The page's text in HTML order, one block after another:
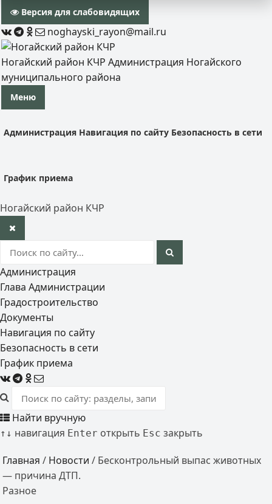
Версия для слабовидящих
noghayski_rayon@mail.ru
Ногайский район КЧР Администрация Ногайского
муниципального района
Меню
Администрация Навигация по сайту Безопасность в сети
График приема
Ногайский район КЧР
Администрация
Глава Администрации
Градостроительство
Документы
Навигация по сайту
Безопасность в сети
График приема
Найти вручную
↑ ↓ навигация Enter открыть Esc закрыть
Главная / Новости / Бесконтрольный выпас животных
— причина ДТП.
Разное